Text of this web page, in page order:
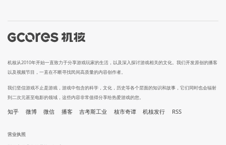
机核从2010年开始一直致力于分享游戏玩家的生活，以及深入探讨游戏相关的文化。我们开发原创的播客
以及视频节目，一直在不断寻找民间高质量的内容创作者。
我们坚信游戏不止是游戏，游戏中包含的科学，文化，历史等各个层面的知识和故事，它们同时也会辐射
到二次元甚至电影的领域，这些内容非常值得分享给热爱游戏的您。
知乎 微博 微信 播客 吉考斯工业 核市奇谭 机核发行 RSS
营业执照